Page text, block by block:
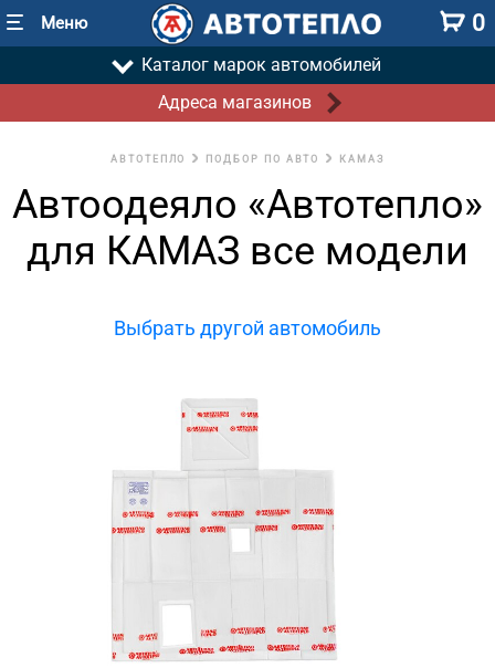
Меню 0
Каталог марок автомобилей
Адреса магазинов
АВТОТЕПЛО ПОДБОР ПО АВТО КАМАЗ
Автоодеяло «Автотепло»
для КАМАЗ все модели
Выбрать другой автомобиль